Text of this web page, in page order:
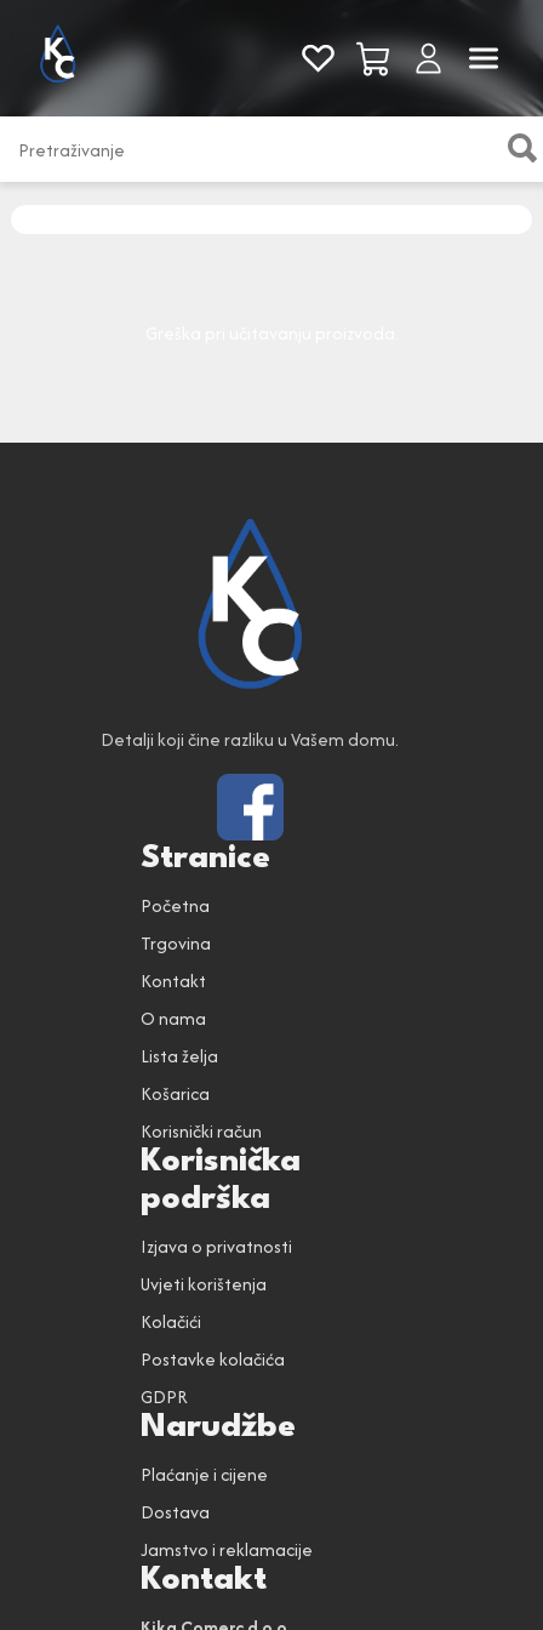
Pogledaj sve
Detalji koji čine razliku u Vašem domu.
Stranice
Početna
Trgovina
Kontakt
O nama
Lista želja
Košarica
Korisnički račun
Korisnička
podrška
Izjava o privatnosti
Uvjeti korištenja
Kolačići
Postavke kolačića
GDPR
Narudžbe
Plaćanje i cijene
Dostava
Jamstvo i reklamacije
Kontakt